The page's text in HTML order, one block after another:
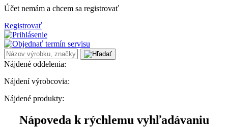
Účet nemám a chcem sa registrovať
Registrovať
Nájdené oddelenia:
Nájdení výrobcovia:
Nájdené produkty:
Nápoveda k rýchlemu vyhľadávaniu